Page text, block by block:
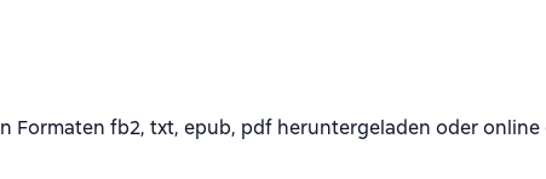
Formaten fb2, txt, epub, pdf heruntergeladen oder online